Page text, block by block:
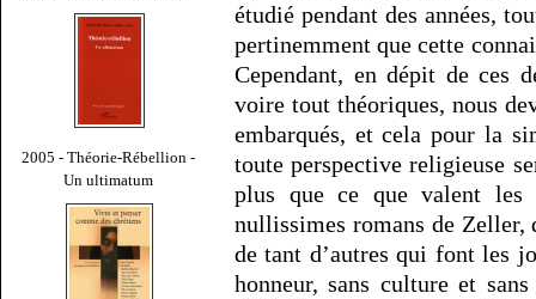
2005 - Théorie-Rébellion -
Un ultimatum
étudié pendant des années,
pertinemment que cette
Cependant, en dépit de ces
voire tout théoriques, nous
embarqués, et cela pour la
toute perspective religieuse
plus que ce que valent les
nullissimes romans de Zeller,
de tant d’autres qui font les
honneur, sans culture et